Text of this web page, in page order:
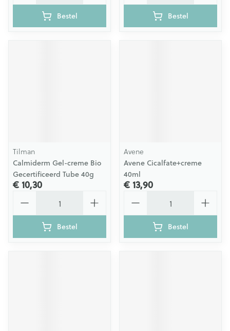
Bestel Bestel
Tilman
Calmiderm Gel-creme Bio
Gecertificeerd Tube 40g
€ 10,30
Bestel
Avene
Avene Cicalfate+creme
40ml
€ 13,90
Bestel